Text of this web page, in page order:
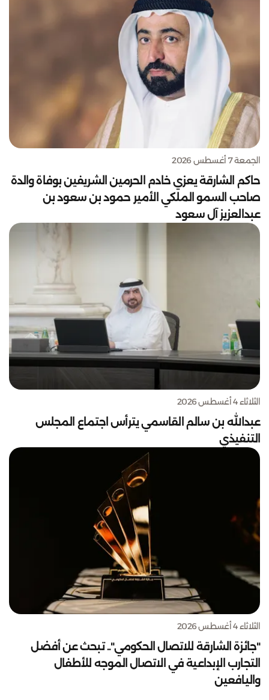
الجمعة 7 أغسطس 2026
حاكم الشارقة يعزي خادم الحرمين الشريفين بوفاة والدة
صاحب السمو الملكي الأمير حمود بن سعود بن
عبدالعزيز آل سعود
الثلاثاء 4 أغسطس 2026
عبدالله بن سالم القاسمي يترأس اجتماع المجلس
التنفيذي
الثلاثاء 4 أغسطس 2026
"جائزة الشارقة للاتصال الحكومي".. تبحث عن أفضل
التجارب الإبداعية في الاتصال الموجه للأطفال
واليافعين